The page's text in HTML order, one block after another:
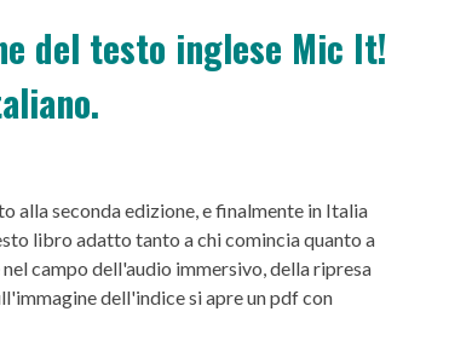
del testo inglese Mic It!
seconda edizione, e finalmente in Italia
libro adatto tanto a chi comincia quanto a
campo dell'audio immersivo, della ripresa
dell'indice si apre un pdf con